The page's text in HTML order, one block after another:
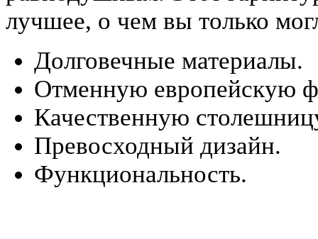
лучшее, о чем вы только
Долговечные материалы.
Отменную европейскую
Качественную
Превосходный дизайн.
Функциональность.